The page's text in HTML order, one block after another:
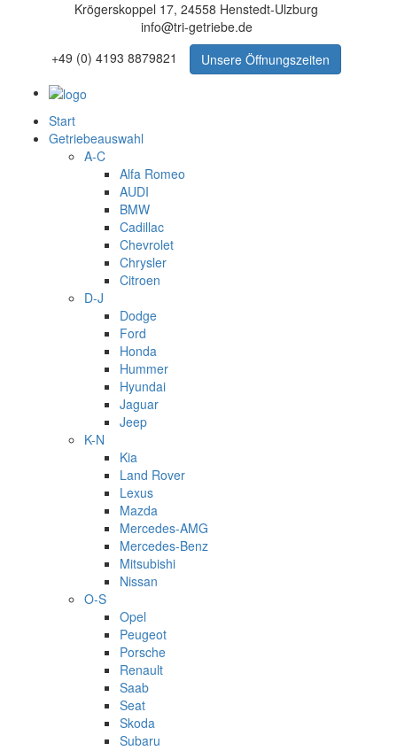
Krögerskoppel 17, 24558 Henstedt-Ulzburg
info@tri-getriebe.de
+49 (0) 4193 8879821
Unsere Öffnungszeiten
Start
Getriebeauswahl
A-C
Alfa Romeo
AUDI
BMW
Cadillac
Chevrolet
Chrysler
Citroen
D-J
Dodge
Ford
Honda
Hummer
Hyundai
Jaguar
Jeep
K-N
Kia
Land Rover
Lexus
Mazda
Mercedes-AMG
Mercedes-Benz
Mitsubishi
Nissan
O-S
Opel
Peugeot
Porsche
Renault
Saab
Seat
Skoda
Subaru